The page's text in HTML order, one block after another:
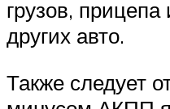
грузов, прицепа
других авто.
Также следует